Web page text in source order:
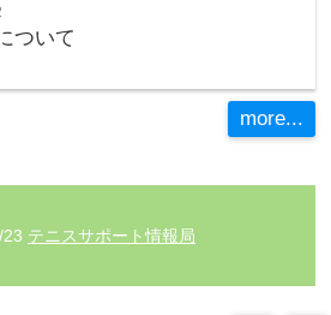
ついて
more...
テニスサポート情報局